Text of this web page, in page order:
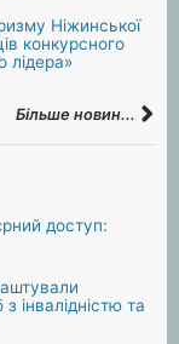
Ніжинської
конкурсного
лідера»
Більше новин...
доступ:
інвалідністю та